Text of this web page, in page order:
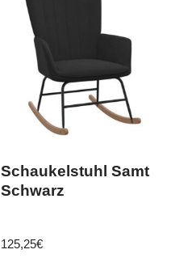
Schaukelstuhl Samt
Schwarz
125,25€